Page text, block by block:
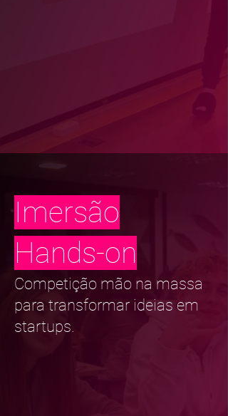
Imersão
Hands-on
Competição mão na massa
para transformar ideias em
startups.